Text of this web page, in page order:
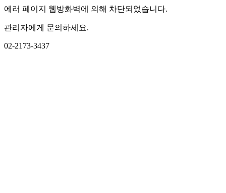
에러 페이지 웹방화벽에 의해 차단되었습니다.
관리자에게 문의하세요.
02-2173-3437